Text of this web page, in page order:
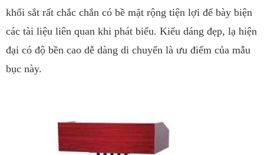
khối sắt rất chắc chắn có bề mặt rộng tiện lợi để bày biện
các tài liệu liên quan khi phát biểu. Kiểu dáng đẹp, lạ hiện
đại có độ bền cao dễ dàng di chuyển là ưu điểm của mẫu
bục này.